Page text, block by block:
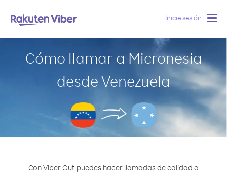
Inicie sesión
Cómo llamar a Micronesia
desde Venezuela
Con Viber Out puedes hacer llamadas de calidad a